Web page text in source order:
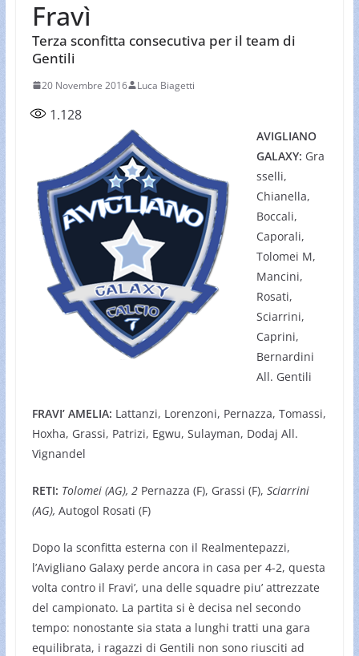
Fravì
Terza sconfitta consecutiva per il team di
Gentili
20 Novembre 2016 Luca Biagetti
1.128
AVIGLIANO
GALAXY: Gra
sselli,
Chianella,
Boccali,
Caporali,
Tolomei M,
Mancini,
Rosati,
Sciarrini,
Caprini,
Bernardini
All. Gentili
FRAVI’ AMELIA: Lattanzi, Lorenzoni, Pernazza, Tomassi,
Hoxha, Grassi, Patrizi, Egwu, Sulayman, Dodaj All.
Vignandel
RETI: Tolomei (AG), 2 Pernazza (F), Grassi (F), Sciarrini
(AG), Autogol Rosati (F)
Dopo la sconfitta esterna con il Realmentepazzi,
l’Avigliano Galaxy perde ancora in casa per 4-2, questa
volta contro il Fravi’, una delle squadre piu’ attrezzate
del campionato. La partita si è decisa nel secondo
tempo: nonostante sia stata a lunghi tratti una gara
equilibrata, i ragazzi di Gentili non sono riusciti ad